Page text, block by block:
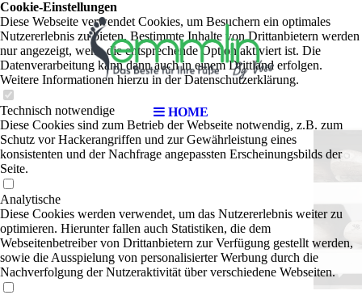
HOME
Cookie-Einstellungen
Diese Webseite verwendet Cookies, um Besuchern ein optimales
Nutzererlebnis zu bieten. Bestimmte Inhalte von Drittanbietern werden
nur angezeigt, wenn die entsprechende Option aktiviert ist. Die
Datenverarbeitung kann dann auch in einem Drittland erfolgen.
Weitere Informationen hierzu in der Datenschutzerklärung.
Technisch notwendige
Diese Cookies sind zum Betrieb der Webseite notwendig, z.B. zum
Schutz vor Hackerangriffen und zur Gewährleistung eines
konsistenten und der Nachfrage angepassten Erscheinungsbilds der
Seite.
Analytische
Diese Cookies werden verwendet, um das Nutzererlebnis weiter zu
optimieren. Hierunter fallen auch Statistiken, die dem
Webseitenbetreiber von Drittanbietern zur Verfügung gestellt werden,
sowie die Ausspielung von personalisierter Werbung durch die
Nachverfolgung der Nutzeraktivität über verschiedene Webseiten.